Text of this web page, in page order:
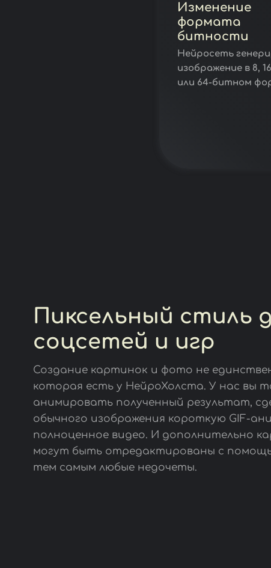
Изменение
формата
битности
Нейросеть
изображение в 8,
или 64-битном
Пиксельный стиль
соцсетей и игр
Создание картинок и фото не
которая есть у НейроХолста. У нас вы
анимировать полученный результат,
обычного изображения короткую GIF-
полноценное видео. И дополнительно
могут быть отредактированы с
тем самым любые недочеты.